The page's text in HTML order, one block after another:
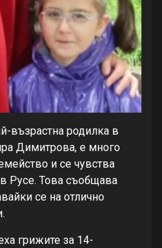
възрастна родилка в
Димитрова, е много
и се чувства
Русе. Това съобщава
се на отлично
грижите за 14-